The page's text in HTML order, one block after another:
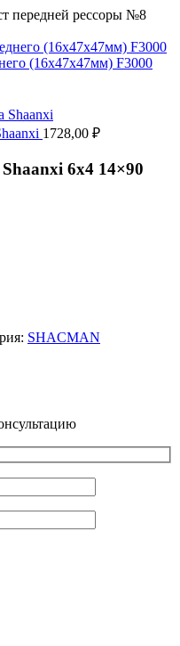
передней рессоры №8
(16x47x47мм) F3000
1728,00 ₽
6х4 14×90
SHACMAN